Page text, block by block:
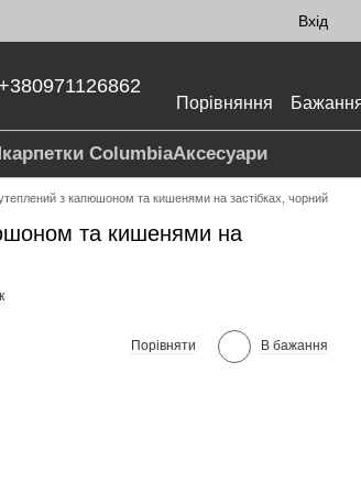
Вхід
Порівняння
ColumbiaАксесуари
з капюшоном та кишенями на застібках, чорний
та кишенями на
Порівняти В бажання